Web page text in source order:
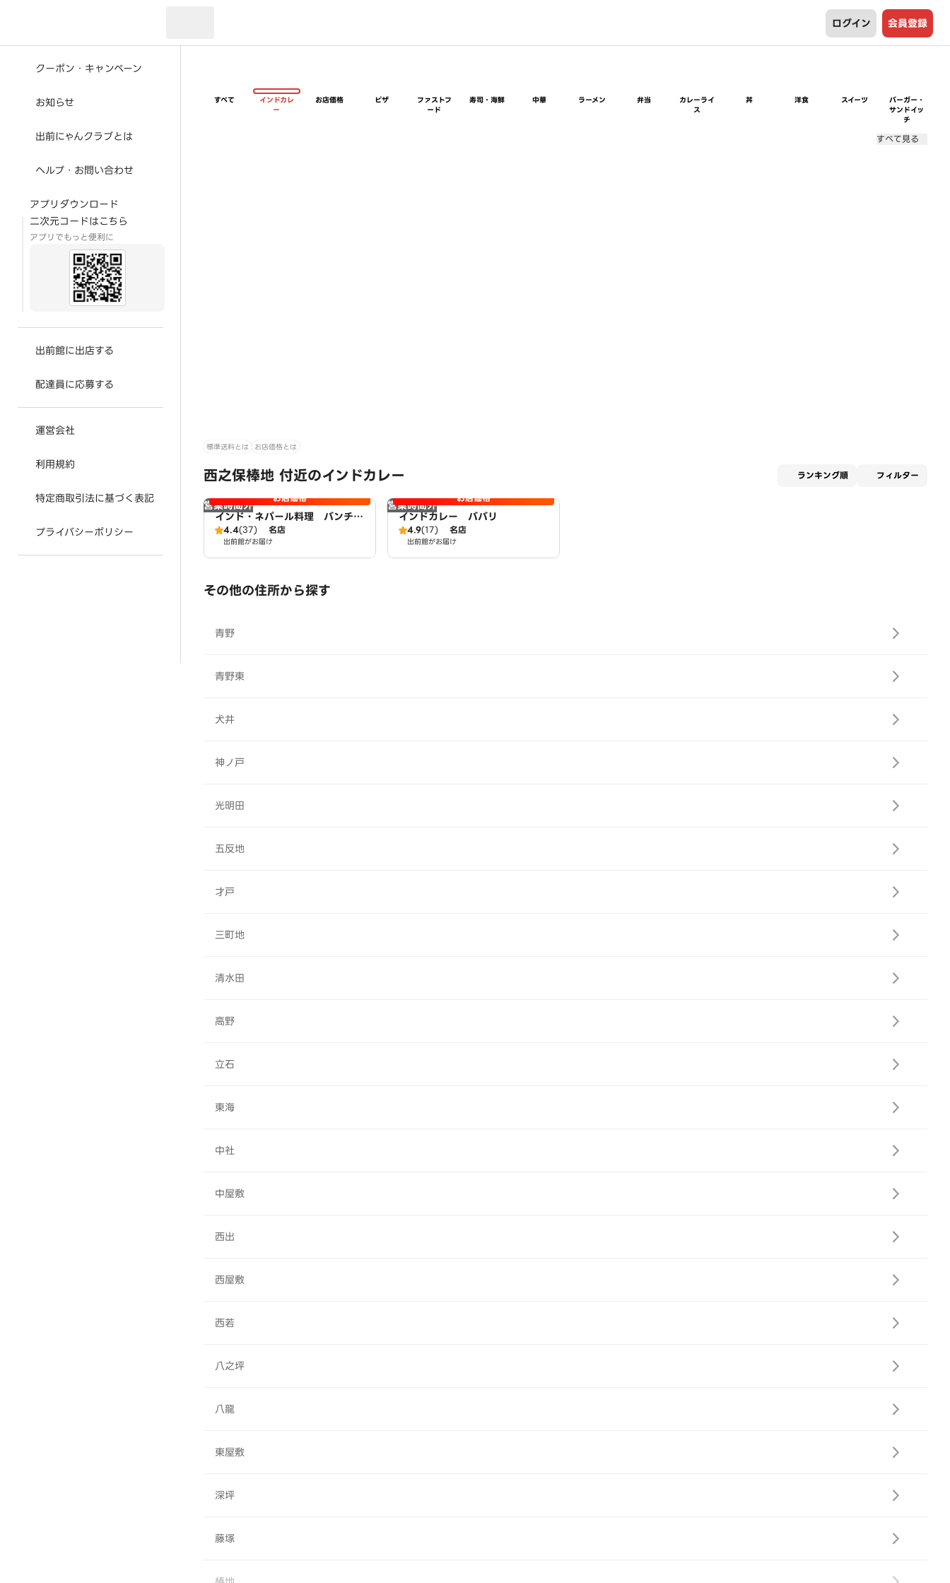
ログイン 会員登録
クーポン・キャンペーン
お知らせ
出前にゃんクラブとは
ヘルプ・お問い合わせ
アプリダウンロード
二次元コードはこちら
アプリでもっと便利に
出前館に出店する
配達員に応募する
運営会社
利用規約
特定商取引法に基づく表記
プライバシーポリシー
すべて
インドカレ
ー
お店価格 ピザ
ファストフ
ード
寿司・海鮮 中華 ラーメン 弁当
カレーライ
ス
丼 洋食 スイーツ
バーガー・
サンドイッ
チ
すべて見る
標準送料とは お店価格とは
西之保棒地 付近のインドカレー ランキング順 フィルター
営業時間外 お店価格
インド・ネパール料理 バンチャ
ガル
4.4(37) 名店
出前館がお届け
営業時間外 お店価格
インドカレー ババリ
4.9(17) 名店
出前館がお届け
その他の住所から探す
青野
青野東
犬井
神ノ戸
光明田
五反地
才戸
三町地
清水田
高野
立石
東海
中社
中屋敷
西出
西屋敷
西若
八之坪
八龍
東屋敷
深坪
藤塚